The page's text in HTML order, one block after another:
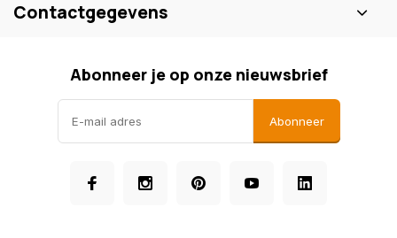
Contactgegevens
Abonneer je op onze nieuwsbrief
Abonneer